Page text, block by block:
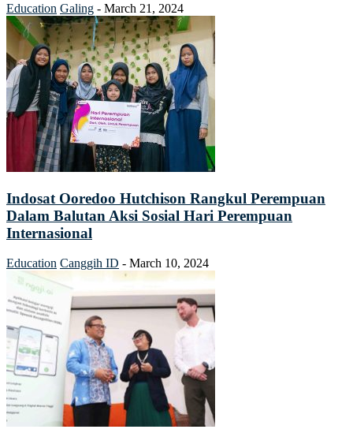
Education Galing - March 21, 2024
Indosat Ooredoo Hutchison Rangkul Perempuan
Dalam Balutan Aksi Sosial Hari Perempuan
Internasional
Education Canggih ID - March 10, 2024